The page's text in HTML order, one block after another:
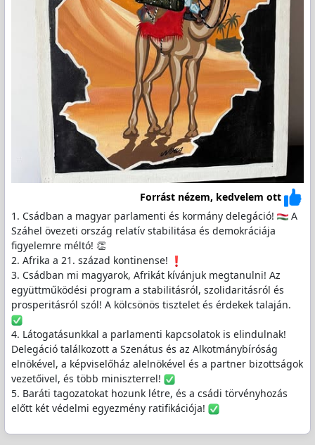
Forrást nézem, kedvelem ott
1. Csádban a magyar parlamenti és kormány delegáció!
A
Száhel övezeti ország relatív stabilitása és demokráciája
figyelemre méltó! 👏
2. Afrika a 21. század kontinense!
3. Csádban mi magyarok, Afrikát kívánjuk megtanulni! Az
együttműködési program a stabilitásról, szolidaritásról és
prosperitásról szól! A kölcsönös tisztelet és érdekek talaján.
4. Látogatásunkkal a parlamenti kapcsolatok is elindulnak!
Delegáció találkozott a Szenátus és az Alkotmánybíróság
elnökével, a képviselőház alelnökével és a partner bizottságok
vezetőivel, és több miniszterrel!
5. Baráti tagozatokat hozunk létre, és a csádi törvényhozás
előtt két védelmi egyezmény ratifikációja!